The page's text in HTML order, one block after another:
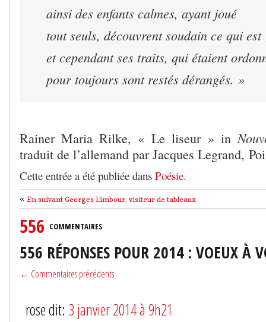
ainsi des enfants calmes, ayant joué
tout seuls, découvrent soudain ce qui
et cependant ses traits, qui étaient
pour toujours sont restés dérangés. »
Rainer Maria Rilke, « Le liseur » in
traduit de l’allemand par Jacques Legrand,
Cette entrée a été publiée dans Poésie.
« En suivant Georges Limbour, visiteur de tableaux
556 COMMENTAIRES
556 RÉPONSES POUR 2014 : VOEUX À
← Commentaires précédents
rose dit: 3 janvier 2014 à 9h21